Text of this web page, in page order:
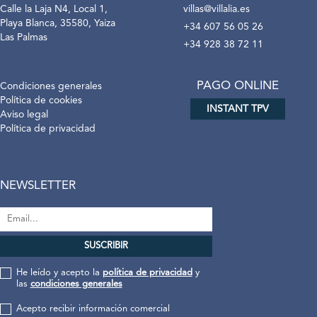
Calle la Laja N4, Local 1,
Playa Blanca, 35580, Yaiza
Las Palmas
villas@villalia.es
+34 607 56 05 26
+34 928 38 72 11
Condiciones generales
Política de cookies
Aviso legal
Política de privacidad
PAGO ONLINE
INSTANT TPV
NEWSLETTER
He leído y acepto la política de privacidad y
las condiciones generales
Acepto recibir información comercial